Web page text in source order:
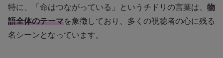
特に、「命はつながっている」というチドリの言葉は、 物
語全体のテーマを象徴しており、多くの視聴者の心に残る
名シーンとなっています。